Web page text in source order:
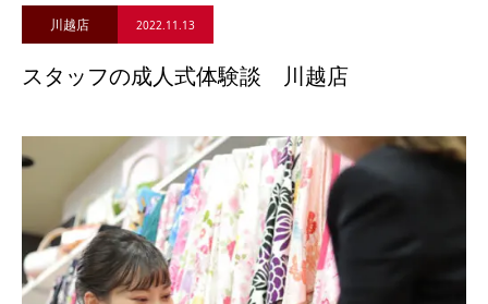
川越店 2022.11.13
スタッフの成人式体験談 川越店